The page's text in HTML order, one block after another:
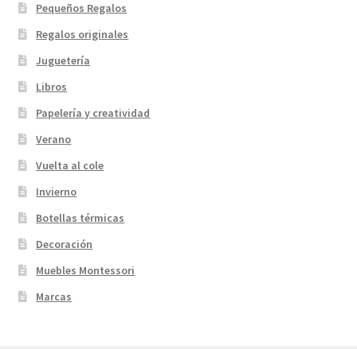
Pequeños Regalos
Regalos originales
Juguetería
Libros
Papelería y creatividad
Verano
Vuelta al cole
Invierno
Botellas térmicas
Decoración
Muebles Montessori
Marcas